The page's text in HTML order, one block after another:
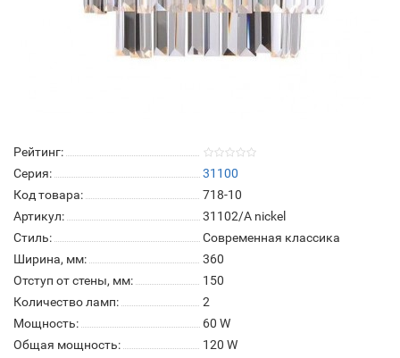
Рейтинг:
Серия:
31100
Код товара:
718-10
Артикул:
31102/A nickel
Стиль:
Современная классика
Ширина, мм:
360
Отступ от стены, мм:
150
Количество ламп:
2
Мощность:
60 W
Общая мощность:
120 W